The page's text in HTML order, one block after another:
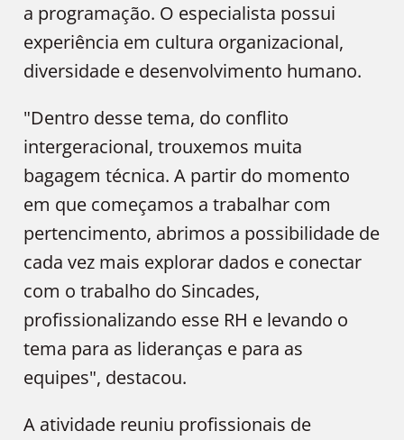
a programação. O especialista possui
experiência em cultura organizacional,
diversidade e desenvolvimento humano.
"Dentro desse tema, do conflito
intergeracional, trouxemos muita
bagagem técnica. A partir do momento
em que começamos a trabalhar com
pertencimento, abrimos a possibilidade de
cada vez mais explorar dados e conectar
com o trabalho do Sincades,
profissionalizando esse RH e levando o
tema para as lideranças e para as
equipes", destacou.
A atividade reuniu profissionais de